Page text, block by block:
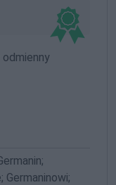
odmienny
Germaninowi;